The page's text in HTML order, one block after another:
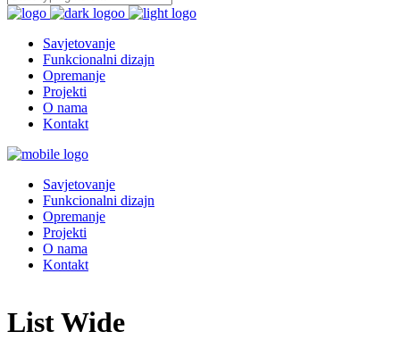
Savjetovanje
Funkcionalni dizajn
Opremanje
Projekti
O nama
Kontakt
Savjetovanje
Funkcionalni dizajn
Opremanje
Projekti
O nama
Kontakt
List Wide